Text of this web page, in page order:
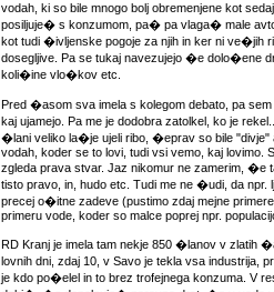
vodah, ki so bile mnogo bolj obremenjene kot
posiljuje� s konzumom, pa� pa vlaga� male
kot tudi �ivljenske pogoje za njih in ker ni ve�jih
dosegljive. Pa se tukaj navezujejo �e dolo�ene
koli�ine vlo�kov etc.
Pred �asom sva imela s kolegom debato, pa
kaj ujamejo. Pa me je dodobra zatolkel, ko je
�lani veliko la�je ujeli ribo, �eprav so bile "divje"
vodah, koder se to lovi, tudi vsi vemo, kaj lovimo.
zgleda prava stvar. Jaz nikomur ne zamerim,
tisto pravo, in, hudo etc. Tudi me ne �udi, da
precej o�itne zadeve (pustimo zdaj mejne
primeru vode, koder so malce poprej npr.
RD Kranj je imela tam nekje 850 �lanov v zlatih
lovnih dni, zdaj 10, v Savo je tekla vsa industrija,
je kdo po�elel in to brez trofejnega konzuma. V